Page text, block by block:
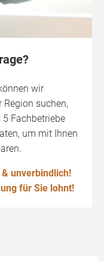
wir
Region suchen,
Fachbetriebe
um mit Ihnen
unverbindlich!
für Sie lohnt!